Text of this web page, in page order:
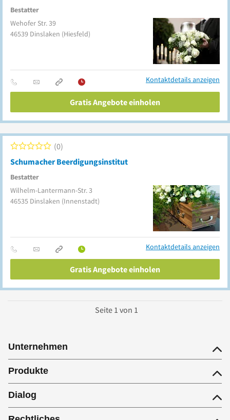
Bestatter
Wehofer Str. 39
46539 Dinslaken (Hiesfeld)
Kontaktdetails anzeigen
Gratis Angebote einholen
Schumacher Beerdigungsinstitut
Bestatter
0
Wilhelm-Lantermann-Str. 3
46535 Dinslaken (Innenstadt)
Kontaktdetails anzeigen
Gratis Angebote einholen
Seite 1 von 1
Unternehmen
Produkte
Dialog